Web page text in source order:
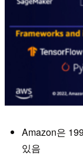
Amazon은
있음